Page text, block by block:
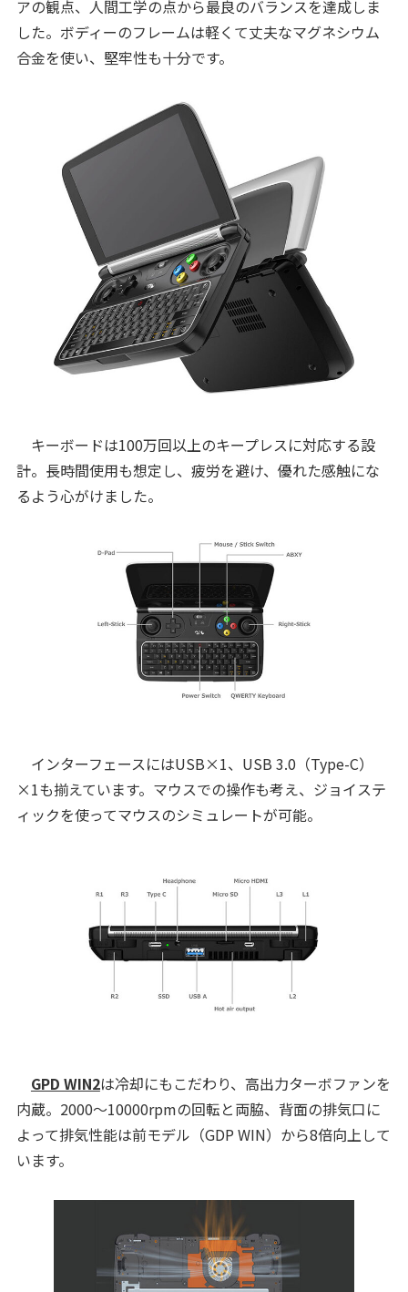
アの観点、人間工学の点から最良のバランスを達成しま
した。ボディーのフレームは軽くて丈夫なマグネシウム
合金を使い、堅牢性も十分です。
キーボードは100万回以上のキープレスに対応する設
計。長時間使用も想定し、疲労を避け、優れた感触にな
るよう心がけました。
インターフェースにはUSB×1、USB 3.0（Type-C）
×1も揃えています。マウスでの操作も考え、ジョイステ
ィックを使ってマウスのシミュレートが可能。
GPD WIN2は冷却にもこだわり、高出力ターボファンを
内蔵。2000～10000rpmの回転と両脇、背面の排気口に
よって排気性能は前モデル（GDP WIN）から8倍向上して
います。